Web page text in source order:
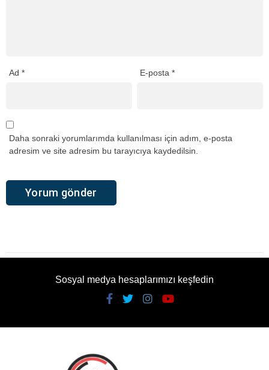
Ad * E-posta*
Daha sonraki yorumlarımda kullanılması için adım, e-posta
adresim ve site adresim bu tarayıcıya kaydedilsin.
Sosyal medya hesaplarımızı keşfedin